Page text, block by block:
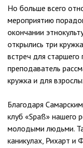
Но больше всего
мероприятию
окончании
открылись три
встреч для
преподаватель
кружка и для
Благодаря
клуб «Spaß» нашего
молодыми людьми.
каникулах, Рихарт и